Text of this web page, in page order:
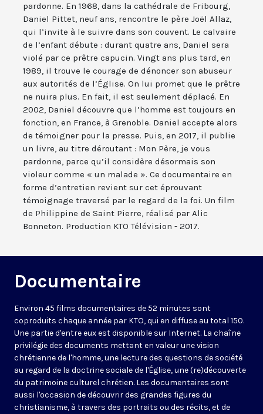
pardonne. En 1968, dans la cathédrale de Fribourg,
Daniel Pittet, neuf ans, rencontre le père Joël Allaz,
qui l’invite à le suivre dans son couvent. Le calvaire
de l’enfant débute : durant quatre ans, Daniel sera
violé par ce prêtre capucin. Vingt ans plus tard, en
1989, il trouve le courage de dénoncer son abuseur
aux autorités de l’Église. On lui promet que le prêtre
ne nuira plus. En fait, il est seulement déplacé. En
2002, Daniel découvre que l’homme est toujours en
fonction, en France, à Grenoble. Daniel accepte alors
de témoigner pour la presse. Puis, en 2017, il publie
un livre, au titre déroutant : Mon Père, je vous
pardonne, parce qu’il considère désormais son
violeur comme « un malade ». Ce documentaire en
forme d’entretien revient sur cet éprouvant
témoignage traversé par le regard de la foi. Un film
de Philippine de Saint Pierre, réalisé par Alic
Bonneton. Production KTO Télévision - 2017.
Documentaire
Environ 45 films documentaires de 52 minutes sont
coproduits chaque année par KTO, qui en diffuse au total 150.
Une partie d'entre eux est disponible sur Internet. La chaîne
privilégie des documents mettant en valeur une vision
chrétienne de l'homme, une lecture des questions de société
au regard de la doctrine sociale de l'Église, une (re)découverte
du patrimoine culturel chrétien. Les documentaires sont
aussi l'occasion de découvrir des grandes figures du
christianisme, à travers des portraits ou des récits, et de